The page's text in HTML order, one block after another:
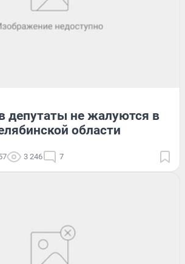
депутаты не жалуются в
области
3 246 7